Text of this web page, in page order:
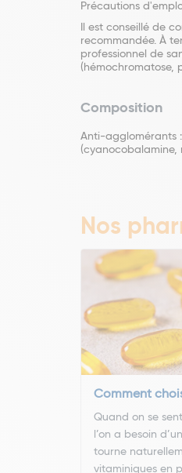
Précautions
Il est conseillé de
recommandée. À
professionnel de
(hémochromatose,
Composition
Anti-agglomérants
(cyanocobalamine,
Nos
Comment
Quand on se
l’on a besoin
tourne
vitaminiques en